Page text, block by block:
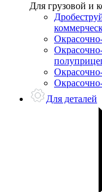
Для грузовой и
Для деталей